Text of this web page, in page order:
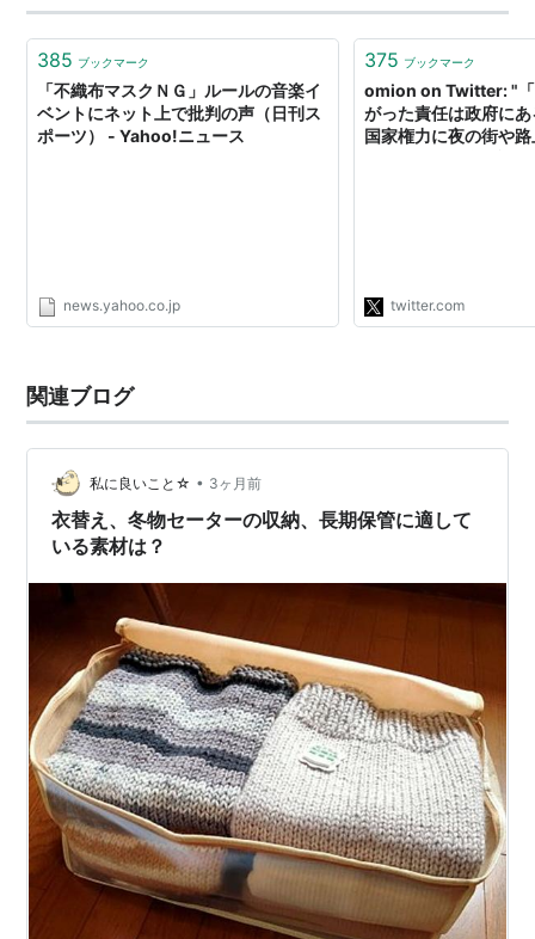
間帯はコレを満喫するとして…それ以外の時間帯です
よ。もうだいぶ暑いですよね。で熱中症対策が必要…
385 ブックマーク
「不織布マスクＮＧ」ルールの音楽イ
ベントにネット上で批判の声（日刊ス
ポーツ） - Yahoo!ニュース
news.yahoo.co.jp
375 ブックマーク
omion on Twitter: "「
がった責任は政府に
国家権力に夜の街や
twitter.com
関連ブログ
私に良いこと☆ • 3ヶ月前
衣替え、冬物セーターの収納、長期保管に適して
いる素材は？